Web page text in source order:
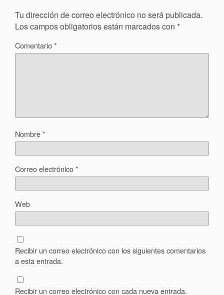
Tu dirección de correo electrónico no será publicada.
Los campos obligatorios están marcados con *
Comentario*
Nombre*
Correo electrónico*
Web
Recibir un correo electrónico con los siguientes comentarios
a esta entrada.
Recibir un correo electrónico con cada nueva entrada.